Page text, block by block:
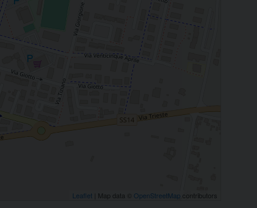
Leaflet | Map data © OpenStreetMap contributors